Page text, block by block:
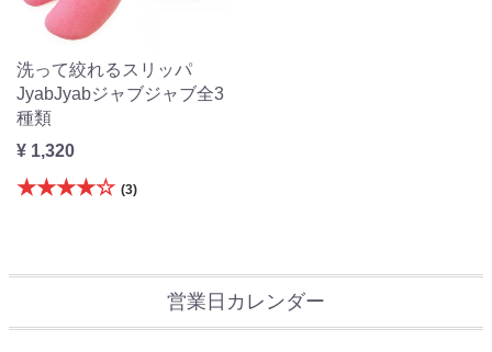
洗って絞れるスリッパ
JyabJyabジャブジャブ全3
種類
¥ 1,320
★★★★☆ (3)
営業日カレンダー